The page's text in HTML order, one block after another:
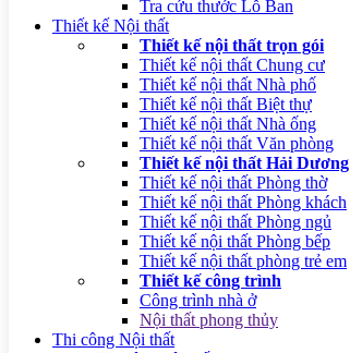
Tra cứu thước Lỗ Ban
Thiết kế Nội thất
Thiết kế nội thất trọn gói
Thiết kế nội thất Chung cư
Thiết kế nội thất Nhà phố
Thiết kế nội thất Biệt thự
Thiết kế nội thất Nhà ống
Thiết kế nội thất Văn phòng
Thiết kế nội thất Hải Dương
Thiết kế nội thất Phòng thờ
Thiết kế nội thất Phòng khách
Thiết kế nội thất Phòng ngủ
Thiết kế nội thất Phòng bếp
Thiết kế nội thất phòng trẻ em
Thiết kế công trình
Công trình nhà ở
Nội thất phong thủy
Thi công Nội thất